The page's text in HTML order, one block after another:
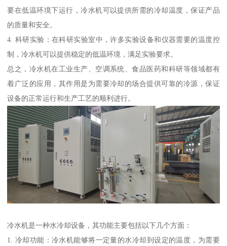
要在低温环境下运行，冷水机可以提供所需的冷却温度，保证产品
的质量和安全。
4. 科研实验：在科研实验室中，许多实验设备和仪器需要的温度控
制，冷水机可以提供稳定的低温环境，满足实验要求。
总之，冷水机在工业生产、空调系统、食品医药和科研等领域都有
着广泛的应用，其作用是为需要冷却的场合提供可靠的冷源，保证
设备的正常运行和生产工艺的顺利进行。
冷水机是一种水冷却设备，其功能主要包括以下几个方面：
1. 冷却功能：冷水机能够将一定量的水冷却到设定的温度，为需要